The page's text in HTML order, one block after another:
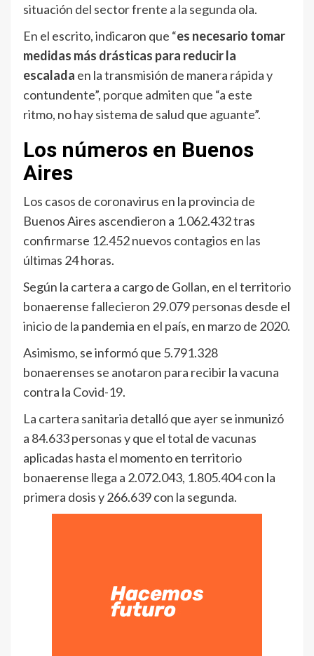
situación del sector frente a la segunda ola.
En el escrito, indicaron que “es necesario tomar
medidas más drásticas para reducir la
escalada en la transmisión de manera rápida y
contundente”, porque admiten que “a este
ritmo, no hay sistema de salud que aguante”.
Los números en Buenos
Aires
Los casos de coronavirus en la provincia de
Buenos Aires ascendieron a 1.062.432 tras
confirmarse 12.452 nuevos contagios en las
últimas 24 horas.
Según la cartera a cargo de Gollan, en el territorio
bonaerense fallecieron 29.079 personas desde el
inicio de la pandemia en el país, en marzo de 2020.
Asimismo, se informó que 5.791.328
bonaerenses se anotaron para recibir la vacuna
contra la Covid-19.
La cartera sanitaria detalló que ayer se inmunizó
a 84.633 personas y que el total de vacunas
aplicadas hasta el momento en territorio
bonaerense llega a 2.072.043, 1.805.404 con la
primera dosis y 266.639 con la segunda.